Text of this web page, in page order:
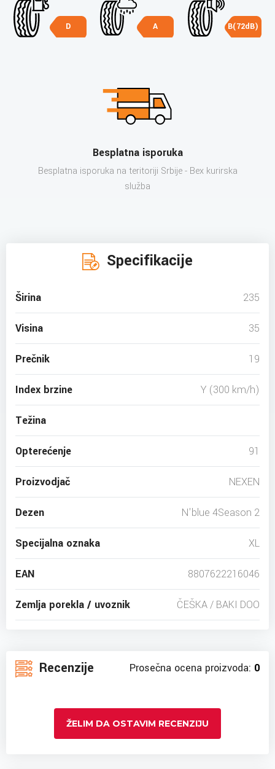
D A B(72dB)
Besplatna isporuka
Besplatna isporuka na teritoriji Srbije - Bex kurirska
služba
Specifikacije
Širina 235
Visina 35
Prečnik 19
Index brzine Y (300 km/h)
Težina
Opterećenje 91
Proizvodjač NEXEN
Dezen N'blue 4Season 2
Specijalna oznaka XL
EAN 8807622216046
Zemlja porekla / uvoznik ČEŠKA / BAKI DOO
Recenzije Prosečna ocena proizvoda: 0
ŽELIM DA OSTAVIM RECENZIJU